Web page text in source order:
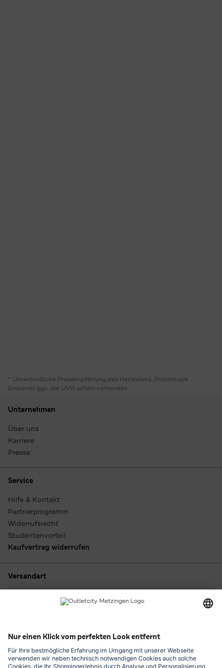
* Unverbindliche Preisempfehlung des Herstellers. Prozentuale
Ersparnis ggü. der UVP, sofern vorhanden
Unternehmen
Über uns
Karriere
Presse
Service
Hilfe & Kontakt
Partnerprogramm
Widerrufsrecht
Studentenvorteil
Kaufvertrag widerrufen
Versandart